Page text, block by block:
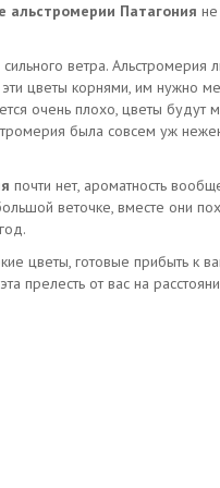
альстромерии Патагония
ветра.
цветы корнями, им нужно
очень плохо, цветы будут
была совсем уж
почти нет, ароматность
веточке, вместе они
цветы, готовые прибыть к
прелесть от вас на